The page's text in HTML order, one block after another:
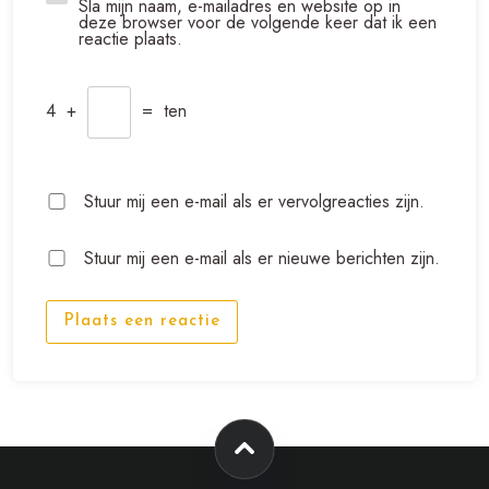
Sla mijn naam, e-mailadres en website op in
deze browser voor de volgende keer dat ik een
reactie plaats.
4 + = ten
Stuur mij een e-mail als er vervolgreacties zijn.
Stuur mij een e-mail als er nieuwe berichten zijn.
Plaats een reactie